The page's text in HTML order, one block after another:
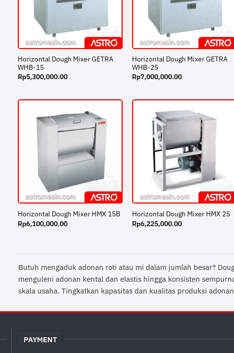
Horizontal Dough Mixer GETRA
WHB-15
Rp5,300,000.00
Horizontal Dough Mixer GETRA
WHB-25
Rp7,000,000.00
Horizontal Dough Mixer HMX 15B
Rp6,100,000.00
Horizontal Dough Mixer HMX 25
Rp6,225,000.00
Butuh mengaduk adonan roti atau mi dalam jumlah besar?
menguleni adonan kental dan elastis hingga konsisten
skala usaha. Tingkatkan kapasitas dan kualitas produksi
PAYMENT